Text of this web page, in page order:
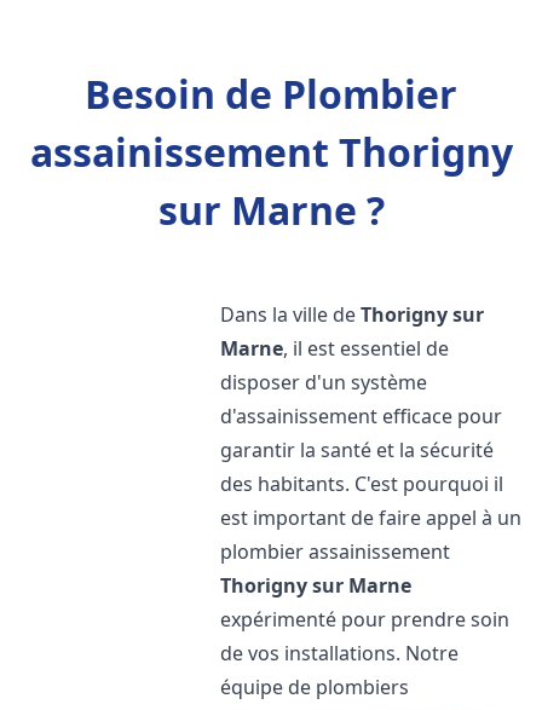
Besoin de Plombier
assainissement Thorigny
sur Marne ?
Dans la ville deThorigny sur
Marne, il est essentiel de
disposer d'un système
d'assainissement efficace pour
garantir la santé et la sécurité
des habitants. C'est pourquoi il
est important de faire appel à un
plombier assainissement
Thorigny sur Marne
expérimenté pour prendre soin
de vos installations. Notre
équipe de plombiers